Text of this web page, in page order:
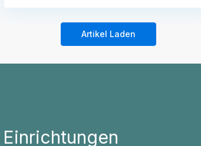
Artikel Laden
Einrichtungen